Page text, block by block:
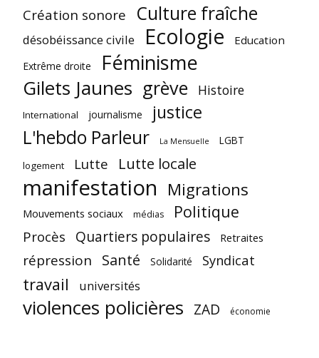
Création sonore Culture fraîche
désobéissance civile Ecologie Education
Extrême droite Féminisme
Gilets Jaunes grève Histoire
International journalisme justice
L'hebdo Parleur La Mensuelle
LGBT
logement
Lutte Lutte locale
manifestation Migrations
Mouvements sociaux médias Politique
Procès Quartiers populaires Retraites
répression Santé Solidarité Syndicat
travail universités
violences policières ZAD économie